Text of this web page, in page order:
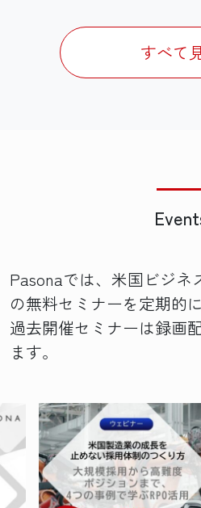
すべて
Pasonaでは、米国ビジネ
の無料セミナーを定期的
過去開催セミナーは録画
ます。